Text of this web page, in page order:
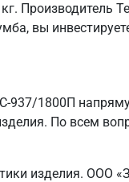
Производитель
вы
1800П
По всем
изделия. ООО